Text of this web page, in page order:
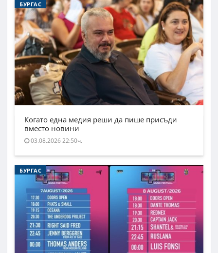
БУРГАС
Когато една медия реши да пише присъди
вместо новини
03.08.2026 22:50ч.
БУРГАС